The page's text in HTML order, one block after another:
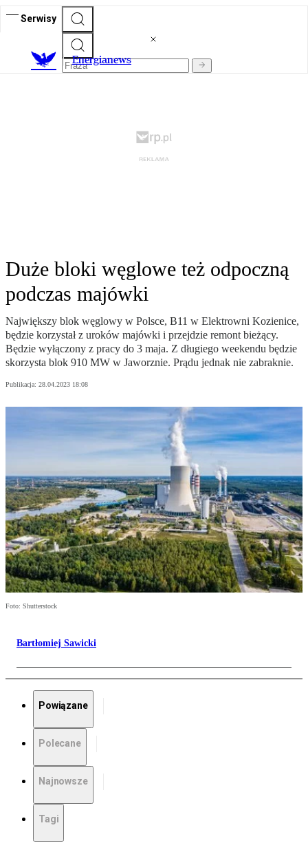
Serwisy
Energianews
Duże bloki węglowe też odpoczną
podczas majówki
Największy blok węglowy w Polsce, B11 w Elektrowni Kozienice,
będzie korzystał z uroków majówki i przejdzie remont bieżący.
Będzie wyłączony z pracy do 3 maja. Z długiego weekendu będzie
skorzysta blok 910 MW w Jaworznie. Prądu jednak nie zabraknie.
Publikacja: 28.04.2023 18:08
Foto: Shutterstock
Bartłomiej Sawicki
Powiązane
Polecane
Najnowsze
Tagi